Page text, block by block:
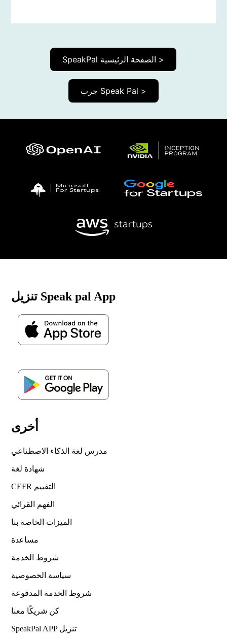
SpeakPal الصفحة الرئيسية >
جرب Speak Pal >
تنزيل Speak pal App
أخرى
مدرس لغة الذكاء الاصطناعي
شهادة لغة
CEFR التقييم
الفهم القرائي
الميزات الخاصة بنا
مساعدة
شروط الخدمة
سياسة الخصوصية
شروط الخدمة المدفوعة
كن شريكًا معنا
SpeakPal APP تنزيل